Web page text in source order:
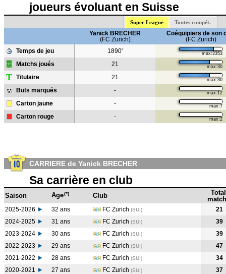
joueurs évoluant en Suisse
Super League Toutes compét.
Yanick BRECHER
(FC Zurich)
Coéquipiers de son
(FC Zurich)
Temps de jeu
1890' max:2353
Matchs joués 21 max:30
T Titulaire 21 max:30
Buts marqués - max:12
Carton jaune - max:7
Carton rouge - max:2
CARRIERE de Yanick BRECHER
Sa carrière en club
Saison Age(*) Club
Total
2025-2026 32 ans FC Zurich (SUI)
21
2024-2025
31 ans FC Zurich (SUI)
39
2023-2024
30 ans FC Zurich (SUI)
39
2022-2023
29 ans FC Zurich (SUI)
47
2021-2022
28 ans FC Zurich (SUI)
34
2020-2021
27 ans FC Zurich (SUI)
37